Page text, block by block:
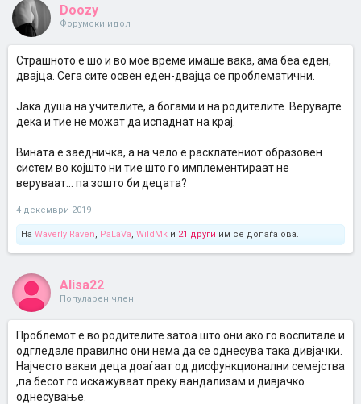
Doozy
Форумски идол
Страшното е шо и во мое време имаше вака, ама беа еден,
двајца. Сега сите освен еден-двајца се проблематични.
Јака душа на учителите, а богами и на родителите. Верувајте
дека и тие не можат да испаднат на крај.
Вината е заедничка, а на чело е расклатениот образовен
систем во којшто ни тие што го имплементираат не
веруваат... па зошто би децата?
4 декември 2019
На Waverly Raven, PaLaVa, WildMk и 21 други им се допаѓа ова.
Alisa22
Популарен член
Проблемот е во родителите затоа што они ако го воспитале и
одгледале правилно они нема да се однесува така дивјачки.
Најчесто вакви деца доаѓаат од дисфункционални семејства
,па бесот го искажуваат преку вандализам и дивјачко
однесување.